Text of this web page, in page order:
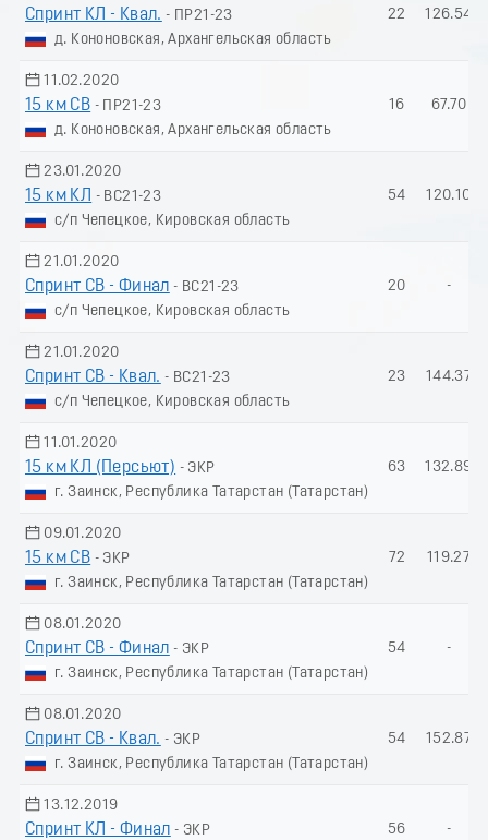
Спринт КЛ - Квал. - ПР21-23
д. Кононовская, Архангельская область
22 126.54
11.02.2020
15 км СВ - ПР21-23
д. Кононовская, Архангельская область
16 67.70
23.01.2020
15 км КЛ
- ВС21-23
с/п Чепецкое, Кировская область
54 120.10
21.01.2020
Спринт СВ - Финал - ВС21-23
с/п Чепецкое, Кировская область
20 -
21.01.2020
Спринт СВ - Квал. - ВС21-23
с/п Чепецкое, Кировская область
23 144.37
11.01.2020
15 км КЛ (Пеpсьют) - ЭКР
г. Заинск, Республика Татарстан (Татарстан)
63 132.89
09.01.2020
15 км СВ - ЭКР
г. Заинск, Республика Татарстан (Татарстан)
72 119.27
08.01.2020
Спринт СВ - Финал - ЭКР
г. Заинск, Республика Татарстан (Татарстан)
54 -
08.01.2020
Спринт СВ - Квал. - ЭКР
г. Заинск, Республика Татарстан (Татарстан)
54 152.87
13.12.2019
Спринт КЛ - Финал - ЭКР
56 -